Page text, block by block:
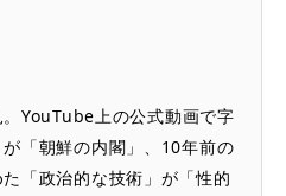
YouTube上の公式動画で字
「朝鮮の内閣」、10年前の
「政治的な技術」が「性的